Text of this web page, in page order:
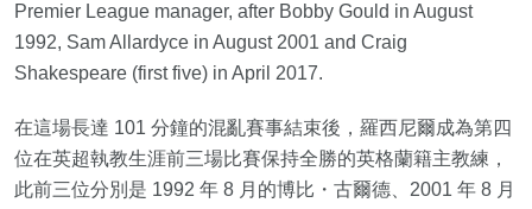
Premier League manager, after Bobby Gould in August
1992, Sam Allardyce in August 2001 and Craig
Shakespeare (first five) in April 2017.
在這場長達 101 分鐘的混亂賽事結束後，羅西尼爾成為第四
位在英超執教生涯前三場比賽保持全勝的英格蘭籍主教練，
此前三位分別是 1992 年 8 月的博比・古爾德、2001 年 8 月